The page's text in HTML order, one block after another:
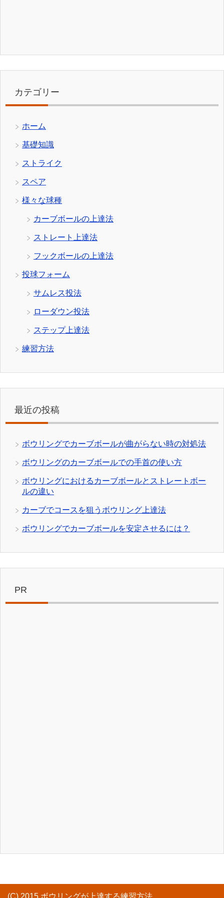
カテゴリー
ホーム
基礎知識
ストライク
スペア
様々な球種
カーブボールの上達法
ストレート上達法
フックボールの上達法
投球フォーム
サムレス投法
ローダウン投法
ステップ上達法
練習方法
最近の投稿
ボウリングでカーブボールが曲がらない時の対処法
ボウリングのカーブボールでの手首の使い方
ボウリングにおけるカーブボールとストレートボー
ルの違い
カーブでコースを狙うボウリング上達法
ボウリングでカーブボールを安定させるには？
PR